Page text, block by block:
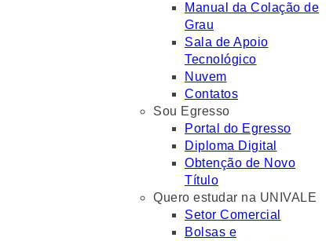
Manual da Colação de
Grau
Sala de Apoio
Tecnológico
Nuvem
Contatos
Sou Egresso
Portal do Egresso
Diploma Digital
Obtenção de Novo
Título
Quero estudar na UNIVALE
Setor Comercial
Bolsas e